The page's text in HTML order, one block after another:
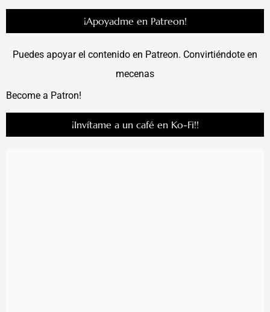
¡Apoyadme en Patreon!
Puedes apoyar el contenido en Patreon. Convirtiéndote en
mecenas
Become a Patron!
¡Invítame a un café en Ko-Fi!!